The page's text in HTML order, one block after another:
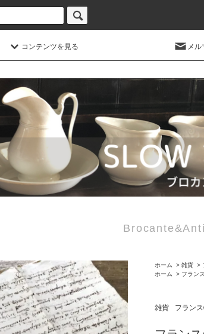
コンテンツを見る メル
ホーム > 雑貨 >
ホーム
> フラン
雑貨 フラン